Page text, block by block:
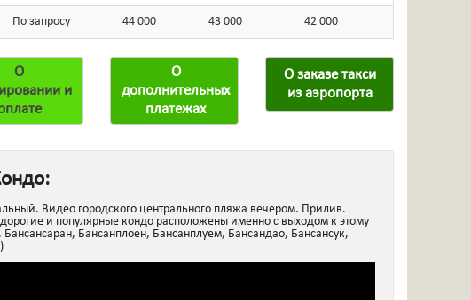
По запросу 44 000 43 000 42 000
О
и
О
дополнительных
платежах
О заказе такси
из аэропорта
Видео городского центрального пляжа вечером. Прилив.
и популярные кондо расположены именно с выходом к этому
Бансанплоен, Бансанплуем, Бансандао, Бансансук,